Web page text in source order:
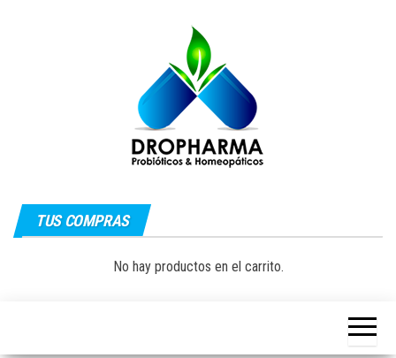
y Natural
Natural|
Guayaquil –
TUS COMPRAS
No hay productos en el carrito.